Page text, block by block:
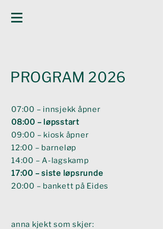
PROGRAM 2026
07:00 – innsjekk åpner
08:00 – løpsstart
09:00 – kiosk åpner
12:00 – barneløp
14:00 – A-lagskamp
17:00 – siste løpsrunde
20:00 – bankett på Eides
anna kjekt som skjer: